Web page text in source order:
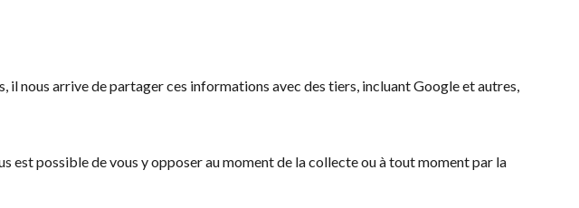
il nous arrive de partager ces informations avec des tiers, incluant Google et autres,
est possible de vous y opposer au moment de la collecte ou à tout moment par la